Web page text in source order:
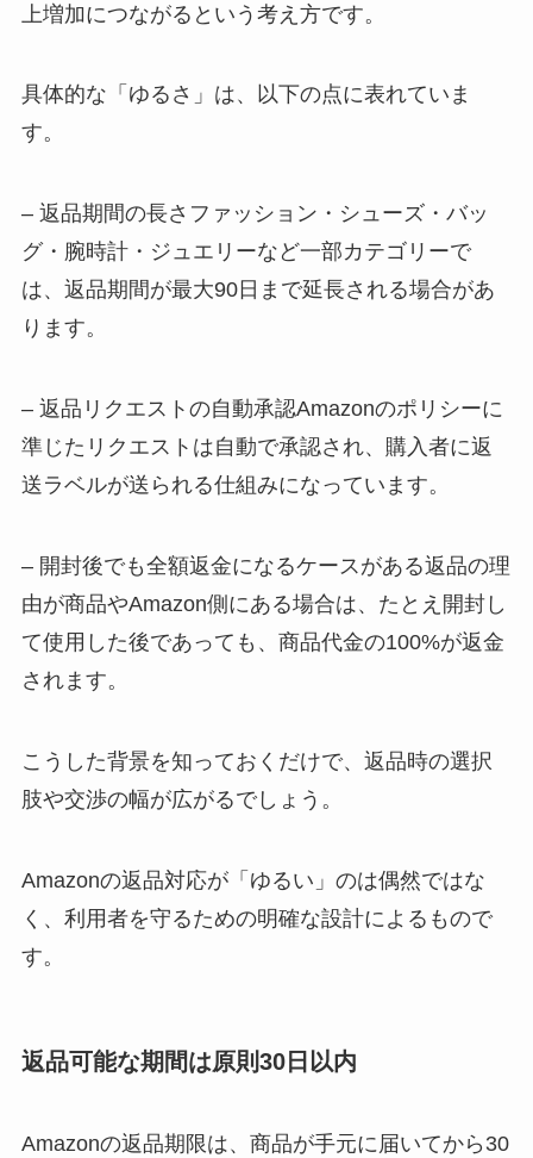
上増加につながるという考え方です。
具体的な「ゆるさ」は、以下の点に表れていま
す。
– 返品期間の長さファッション・シューズ・バッ
グ・腕時計・ジュエリーなど一部カテゴリーで
は、返品期間が最大90日まで延長される場合があ
ります。
– 返品リクエストの自動承認Amazonのポリシーに
準じたリクエストは自動で承認され、購入者に返
送ラベルが送られる仕組みになっています。
– 開封後でも全額返金になるケースがある返品の理
由が商品やAmazon側にある場合は、たとえ開封し
て使用した後であっても、商品代金の100%が返金
されます。
こうした背景を知っておくだけで、返品時の選択
肢や交渉の幅が広がるでしょう。
Amazonの返品対応が「ゆるい」のは偶然ではな
く、利用者を守るための明確な設計によるもので
す。
返品可能な期間は原則30日以内
Amazonの返品期限は、商品が手元に届いてから30